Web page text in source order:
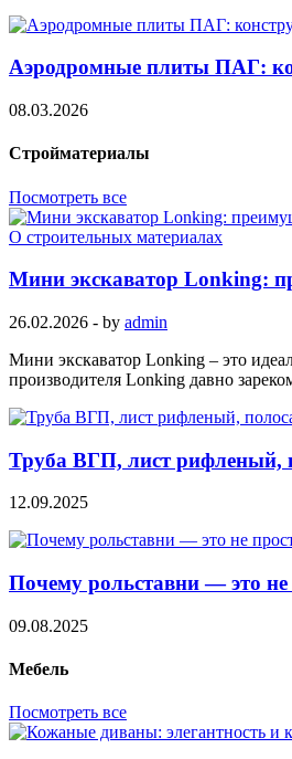
Аэродромные плиты ПАГ:
08.03.2026
Стройматериалы
Посмотреть все
О строительных материалах
Мини экскаватор Lonking:
26.02.2026 - by admin
Мини экскаватор Lonking – это
производителя Lonking давно
Труба ВГП, лист рифленый,
12.09.2025
Почему рольставни — это
09.08.2025
Мебель
Посмотреть все